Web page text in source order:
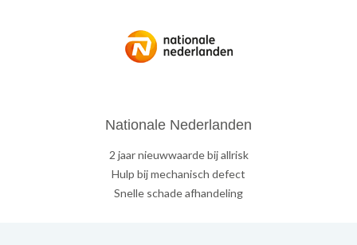
Nationale Nederlanden
2 jaar nieuwwaarde bij allrisk
Hulp bij mechanisch defect
Snelle schade afhandeling